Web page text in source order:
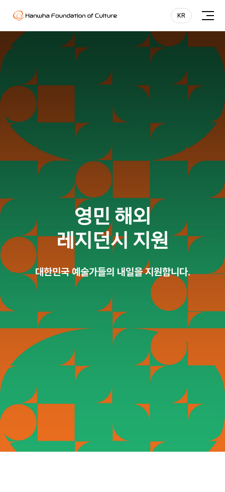
Hanwha Foundation of Culture
KR
KR
전
체
뉴
영민 해외
레지던시 지원
대한민국 예술가들의 내일을 지원합니다.